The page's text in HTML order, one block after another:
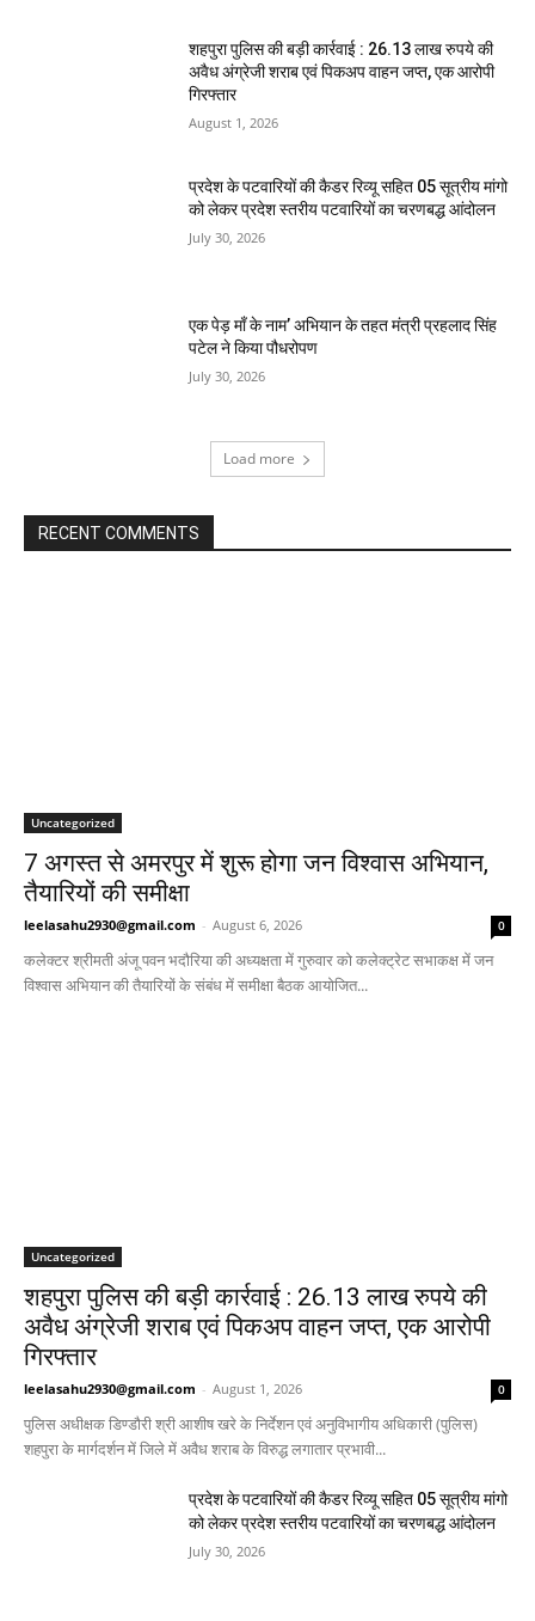
शहपुरा पुलिस की बड़ी कार्रवाई : 26.13 लाख रुपये की
अवैध अंग्रेजी शराब एवं पिकअप वाहन जप्त, एक आरोपी
गिरफ्तार
August 1, 2026
प्रदेश के पटवारियों की कैडर रिव्यू सहित 05 सूत्रीय मांगो
को लेकर प्रदेश स्तरीय पटवारियों का चरणबद्ध आंदोलन
July 30, 2026
एक पेड़ माँ के नाम’ अभियान के तहत मंत्री प्रहलाद सिंह
पटेल ने किया पौधरोपण
July 30, 2026
Load more
RECENT COMMENTS
Uncategorized
7 अगस्त से अमरपुर में शुरू होगा जन विश्वास अभियान,
तैयारियों की समीक्षा
leelasahu2930@gmail.com - August 6, 2026 0
कलेक्टर श्रीमती अंजू पवन भदौरिया की अध्यक्षता में गुरुवार को कलेक्ट्रेट सभाकक्ष में जन
विश्वास अभियान की तैयारियों के संबंध में समीक्षा बैठक आयोजित...
Uncategorized
शहपुरा पुलिस की बड़ी कार्रवाई : 26.13 लाख रुपये की
अवैध अंग्रेजी शराब एवं पिकअप वाहन जप्त, एक आरोपी
गिरफ्तार
leelasahu2930@gmail.com - August 1, 2026 0
पुलिस अधीक्षक डिण्डौरी श्री आशीष खरे के निर्देशन एवं अनुविभागीय अधिकारी (पुलिस)
शहपुरा के मार्गदर्शन में जिले में अवैध शराब के विरुद्ध लगातार प्रभावी...
प्रदेश के पटवारियों की कैडर रिव्यू सहित 05 सूत्रीय मांगो
को लेकर प्रदेश स्तरीय पटवारियों का चरणबद्ध आंदोलन
July 30, 2026